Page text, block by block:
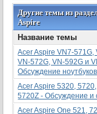
Другие темы из
Aspire
Название темы
Acer Aspire VN7-
VN-572G, VN-592G и
Обсуждение ноутбуков
Acer Aspire 5320,
5720Z - Обсуждение и
Acer Aspire One 521,